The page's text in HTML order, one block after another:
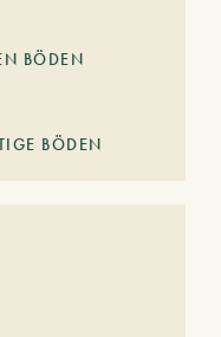
BÖDEN
BÖDEN